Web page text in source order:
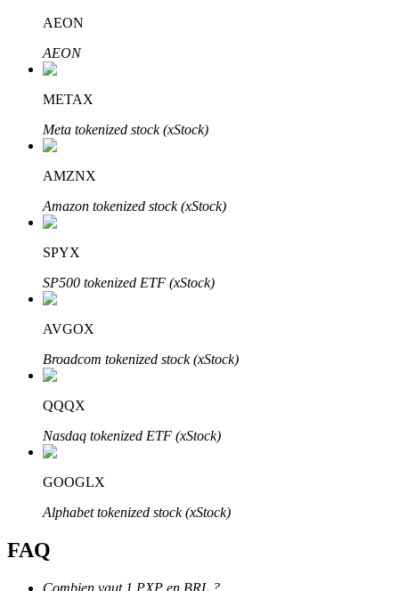
Apprenez le Staking
Découvrez comment gagner un revenu passif
Bitrue
Partenaires Bitrue
Affiliés Bitrue
Jusqu'à 65 % de commissions !
AEON
AEON
METAX
Meta tokenized stock (xStock)
AMZNX
Amazon tokenized stock (xStock)
SPYX
SP500 tokenized ETF (xStock)
AVGOX
Broadcom tokenized stock (xStock)
QQQX
Nasdaq tokenized ETF (xStock)
GOOGLX
Alphabet tokenized stock (xStock)
FAQ
Combien vaut 1 PXP en BRL ?